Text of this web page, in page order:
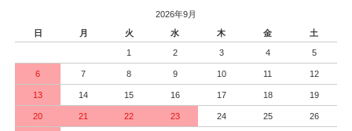
2026年9月
日
月 火 水 木 金 土
1 2 3 4 5
6 7 8 9 10 11 12
13 14 15 16 17 18 19
20 21 22 23 24 25 26